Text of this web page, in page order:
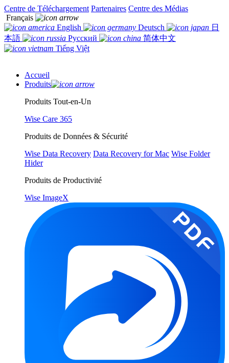
Centre de Téléchargement Partenaires Centre des Médias
Français
English
Deutsch
日
本語
Русский
简体中文
Tiếng Việt
Accueil
Produits
Produits Tout-en-Un
Wise Care 365
Produits de Données & Sécurité
Wise Data Recovery Data Recovery for Mac Wise Folder
Hider
Produits de Productivité
Wise ImageX